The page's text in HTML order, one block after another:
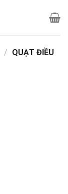
/ QUẠT ĐIỀU